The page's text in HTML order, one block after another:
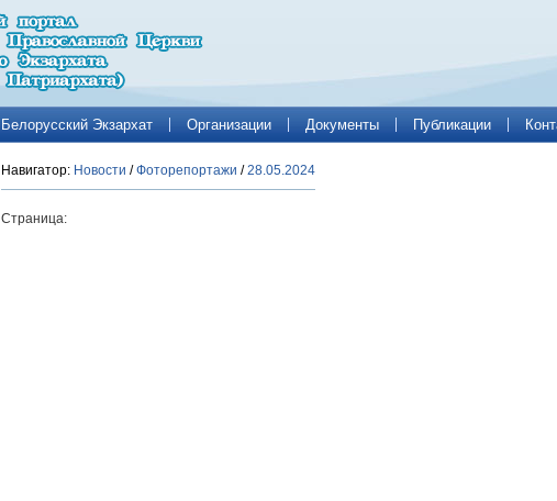
Белорусский Экзархат Организации Документы Публикации
Навигатор: Новости /Фоторепортажи /28.05.2024
Страница: